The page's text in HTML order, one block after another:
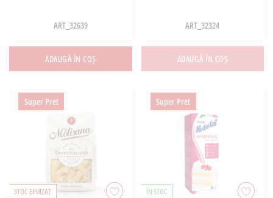
ART_32639
ADAUGĂ ÎN COȘ
ART_32324
ADAUGĂ ÎN COȘ
Super Pret
STOC EPUIZAT
Super Pret
ÎN STOC